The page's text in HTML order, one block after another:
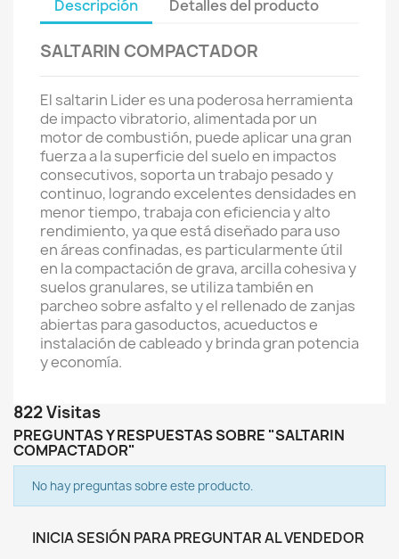
Descripción Detalles del producto
SALTARIN COMPACTADOR
El saltarin Lider es una poderosa herramienta
de impacto vibratorio, alimentada por un
motor de combustión, puede aplicar una gran
fuerza a la superficie del suelo en impactos
consecutivos, soporta un trabajo pesado y
continuo, logrando excelentes densidades en
menor tiempo, trabaja con eficiencia y alto
rendimiento, ya que está diseñado para uso
en áreas confinadas, es particularmente útil
en la compactación de grava, arcilla cohesiva y
suelos granulares, se utiliza también en
parcheo sobre asfalto y el rellenado de zanjas
abiertas para gasoductos, acueductos e
instalación de cableado y brinda gran potencia
y economía.
822 Visitas
PREGUNTAS Y RESPUESTAS SOBRE "SALTARIN
COMPACTADOR"
No hay preguntas sobre este producto.
INICIA SESIÓN PARA PREGUNTAR AL VENDEDOR